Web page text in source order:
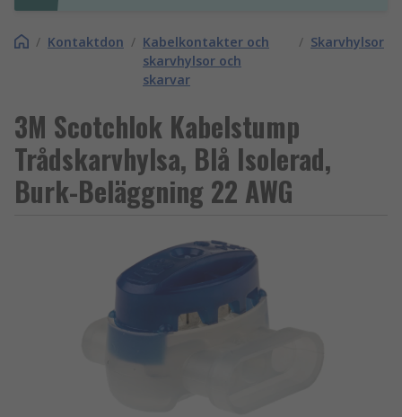
/ Kontaktdon / Kabelkontakter och
skarvhylsor och
skarvar
/ Skarvhylsor
3M Scotchlok Kabelstump
Trådskarvhylsa, Blå Isolerad,
Burk-Beläggning 22 AWG